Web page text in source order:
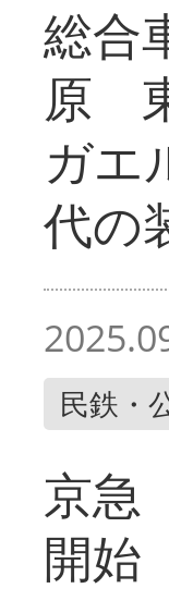
総合
原
ガエ
代の
民鉄・
京急
開始